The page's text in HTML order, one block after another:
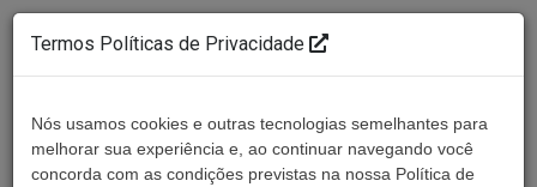
Termos Políticas de Privacidade
Nós usamos cookies e outras tecnologias semelhantes para
melhorar sua experiência e, ao continuar navegando você
concorda com as condições previstas na nossa Política de